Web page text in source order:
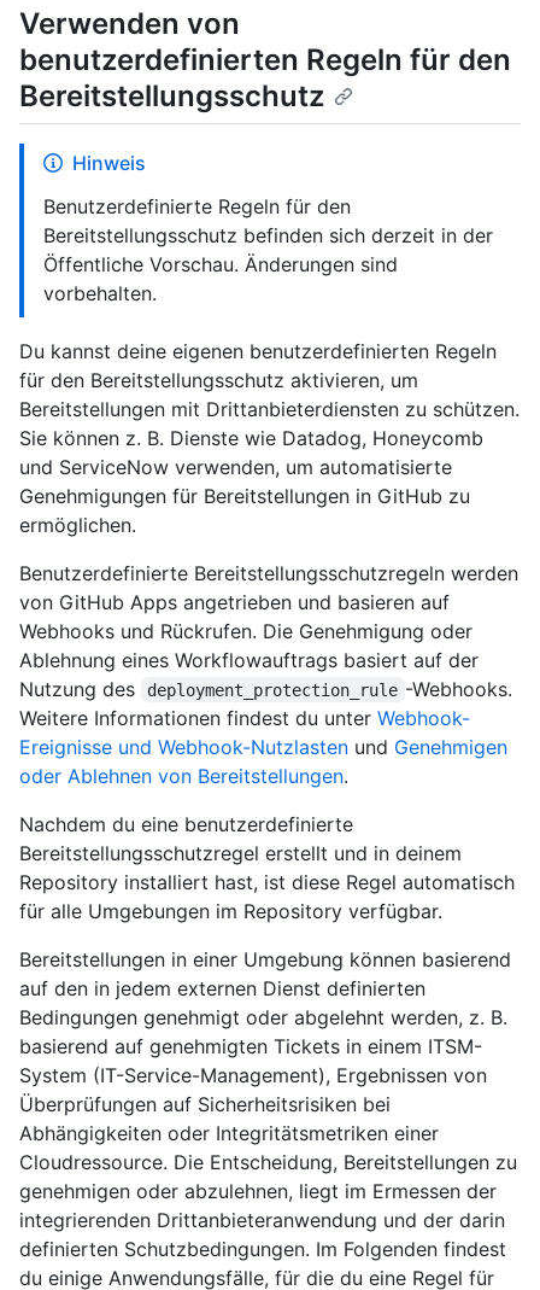
Verwenden von
benutzerdefinierten Regeln für den
Bereitstellungsschutz
Hinweis
Benutzerdefinierte Regeln für den
Bereitstellungsschutz befinden sich derzeit in der
Öffentliche Vorschau. Änderungen sind
vorbehalten.
Du kannst deine eigenen benutzerdefinierten Regeln
für den Bereitstellungsschutz aktivieren, um
Bereitstellungen mit Drittanbieterdiensten zu schützen.
Sie können z. B. Dienste wie Datadog, Honeycomb
und ServiceNow verwenden, um automatisierte
Genehmigungen für Bereitstellungen in GitHub zu
ermöglichen.
Benutzerdefinierte Bereitstellungsschutzregeln werden
von GitHub Apps angetrieben und basieren auf
Webhooks und Rückrufen. Die Genehmigung oder
Ablehnung eines Workflowauftrags basiert auf der
Nutzung des
deployment_protection_rule -Webhooks.
Weitere Informationen findest du unter Webhook-
Ereignisse und Webhook-Nutzlasten und Genehmigen
oder Ablehnen von Bereitstellungen.
Nachdem du eine benutzerdefinierte
Bereitstellungsschutzregel erstellt und in deinem
Repository installiert hast, ist diese Regel automatisch
für alle Umgebungen im Repository verfügbar.
Bereitstellungen in einer Umgebung können basierend
auf den in jedem externen Dienst definierten
Bedingungen genehmigt oder abgelehnt werden, z. B.
basierend auf genehmigten Tickets in einem ITSM-
System (IT-Service-Management), Ergebnissen von
Überprüfungen auf Sicherheitsrisiken bei
Abhängigkeiten oder Integritätsmetriken einer
Cloudressource. Die Entscheidung, Bereitstellungen zu
genehmigen oder abzulehnen, liegt im Ermessen der
integrierenden Drittanbieteranwendung und der darin
definierten Schutzbedingungen. Im Folgenden findest
du einige Anwendungsfälle, für die du eine Regel für